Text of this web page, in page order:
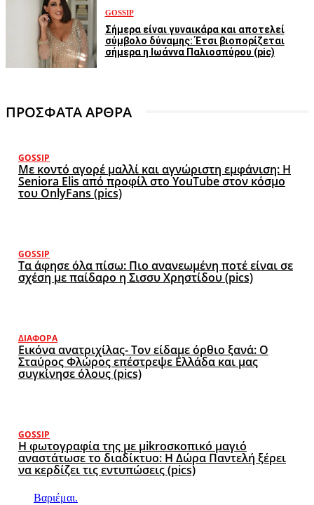
GOSSIP
Σήμερα είναι γυναικάρα και αποτελεί
σύμβολο δύναμης: Έτσι βιοπορίζεται
σήμερα η Ιωάννα Παλιοσπύρου (pic)
ΠΡΟΣΦΑΤΑ ΑΡΘΡΑ
GOSSIP
Με κοντό αγορέ μαλλί και αγνώριστη εμφάνιση: Η
Seniora Elis από προφίλ στο YouTube στον κόσμο
του OnlyFans (pics)
GOSSIP
Τα άφησε όλα πίσω: Πιο ανανεωμένη ποτέ είναι σε
σχέση με παίδαρο η Σισσυ Χρηστίδου (pics)
ΔΙΆΦΟΡΑ
Εικόνα ανατριχίλας- Τον είδαμε όρθιο ξανά: Ο
Σταύρος Φλώρος επέστρεψε Ελλάδα και μας
συγκίνησε όλους (pics)
GOSSIP
Η φωτογραφία της με μikroσκοπικό μαγιό
αναστάτωσε το διαδίκτυο: Η Δώρα Παντελή ξέρει
να κερδίζει τις εντυπώσεις (pics)
Βαριέμαι.